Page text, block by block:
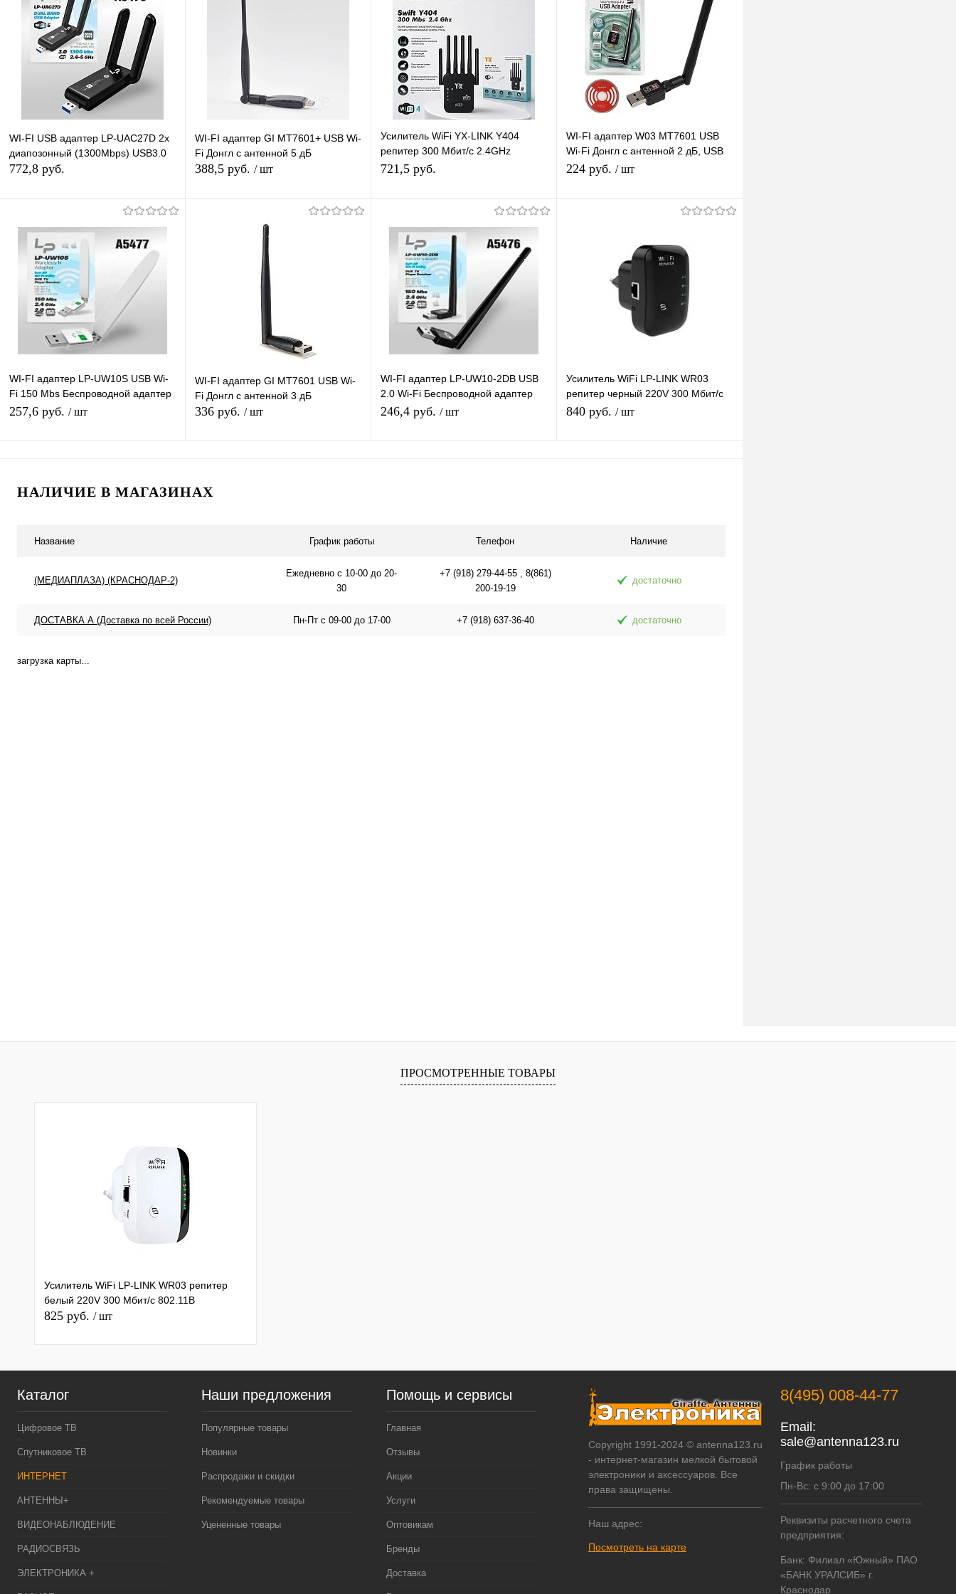
WI-FI USB адаптер LP-UAC27D 2х
диапозонный (1300Mbps) USB3.0
772,8 руб.
Купить в 1 клик К сравнению
В избранное Под заказ
WI-FI адаптер GI МТ7601+ USB Wi-
Fi Донгл с антенной 5 дБ
388,5 руб. / шт
Купить в 1 клик
В избранное
Усилитель WiFi YX-LINK Y404
репитер 300 Мбит/с 2.4GHz
черный
721,5 руб.
Купить в 1 клик К сравнению
В избранное Под заказ
WI-FI адаптер W03 MT7601 USB
Wi-Fi Донгл с антенной 2 дБ, USB
Адаптер WiFi antenna (1T1R)
224 руб. / шт
Купить в 1 клик К сравнению
В избранное Под заказ
WI-FI адаптер LP-UW10S USB Wi-
Fi 150 Mbs Беспроводной адаптер
Донгл с антенной MTK7601
257,6 руб. / шт
WI-FI адаптер GI MT7601 USB Wi-
Fi Донгл с антенной 3 дБ
336 руб. / шт
WI-FI адаптер LP-UW10-2DB USB
2.0 Wi-Fi Беспроводной адаптер
Донгл с антенной MTK7601
246,4 руб. / шт
Усилитель WiFi LP-LINK WR03
репитер черный 220V 300 Мбит/с
802.11B
840 руб. / шт
НАЛИЧИЕ В МАГАЗИНАХ
Название График работы Телефон Наличие
(МЕДИАПЛАЗА) (КРАСНОДАР-2)
Ежедневно с 10-00 до 20-
30
+7 (918) 279-44-55 , 8(861)
200-19-19
достаточно
ДОСТАВКА А (Доставка по всей России) Пн-Пт с 09-00 до 17-00 +7 (918) 637-36-40 достаточно
загрузка карты...
ПРОСМОТРЕННЫЕ ТОВАРЫ
Усилитель WiFi LP-LINK WR03 репитер
белый 220V 300 Мбит/с 802.11B
825 руб. / шт
Каталог
Цифровое ТВ
Спутниковое ТВ
ИНТЕРНЕТ
АНТЕННЫ+
ВИДЕОНАБЛЮДЕНИЕ
РАДИОСВЯЗЬ
ЭЛЕКТРОНИКА +
Наши предложения
Популярные товары
Новинки
Распродажи и скидки
Рекомендуемые товары
Уцененные товары
Помощь и сервисы
Главная
Отзывы
Акции
Услуги
Оптовикам
Бренды
Доставка
Copyright 1991-2024 © antenna123.ru
- интернет-магазин мелкой бытовой
электроники и аксессуаров. Все
права защищены.
Наш адрес:
Посмотреть на карте
8(495) 008-44-77
Email:
sale@antenna123.ru
График работы
Пн-Вс: с 9:00 до 17:00
Реквизиты расчетного счета
предприятия:
Банк: Филиал «Южный» ПАО
«БАНК УРАЛСИБ» г.
Краснодар